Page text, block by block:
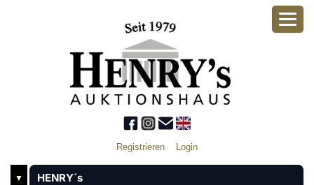
Registrieren Login
▼ HENRY´s